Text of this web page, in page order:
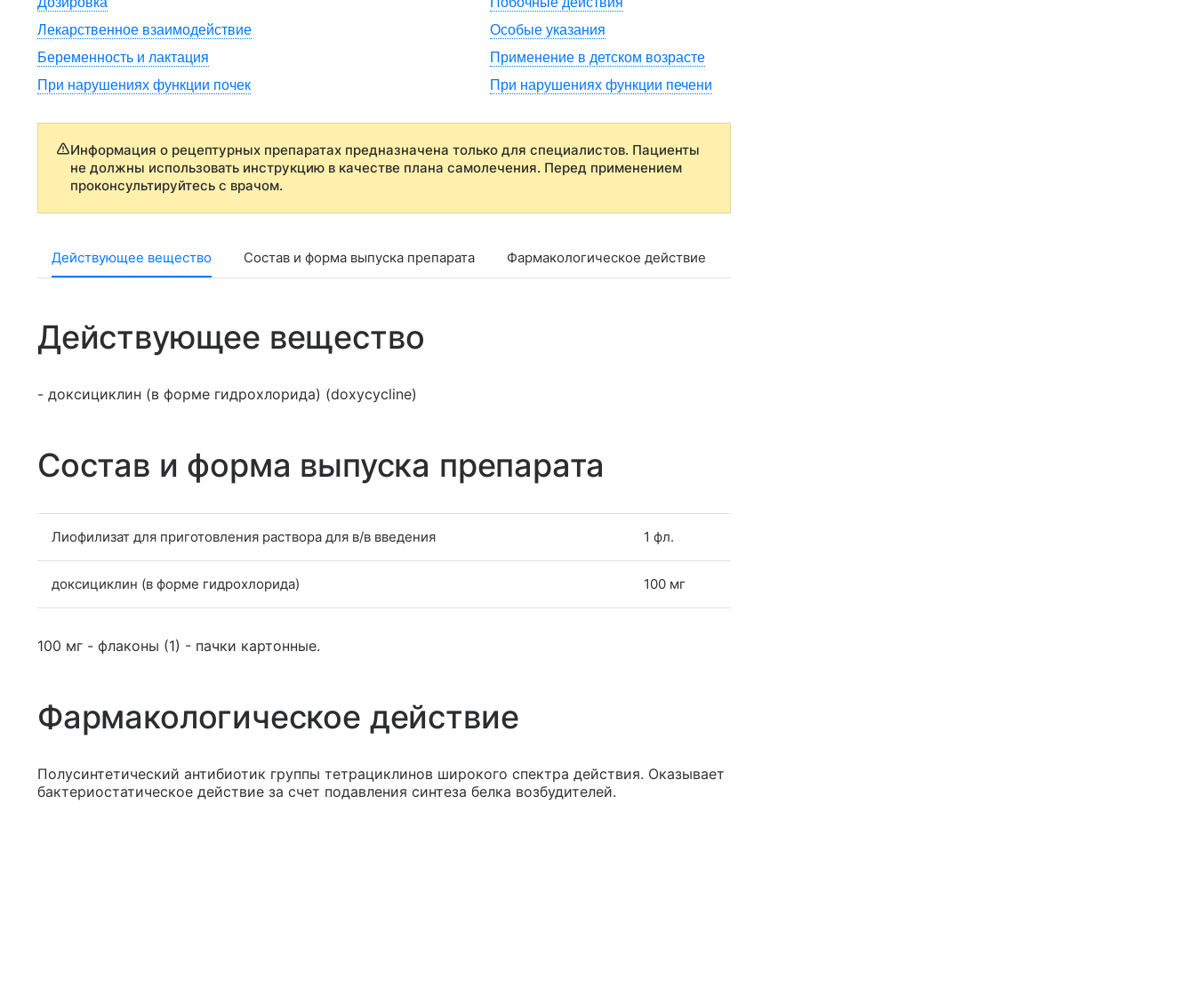
Лекарственное взаимодействие
Особые указания
Беременность и лактация
Применение в детском возрасте
При нарушениях функции почек
При нарушениях функции печени
Информация о рецептурных препаратах предназначена только для специалистов. Пациенты
не должны использовать инструкцию в качестве плана самолечения. Перед применением
проконсультируйтесь с врачом.
Действующее вещество Состав и форма выпуска препарата Фармакологическое действие
Действующее вещество
- доксициклин (в форме гидрохлорида) (doxycycline)
Состав и форма выпуска препарата
Лиофилизат для приготовления раствора для в/в введения 1 фл.
доксициклин (в форме гидрохлорида) 100 мг
100 мг - флаконы (1) - пачки картонные.
Фармакологическое действие
Полусинтетический антибиотик группы тетрациклинов широкого спектра действия. Оказывает
бактериостатическое действие за счет подавления синтеза белка возбудителей.